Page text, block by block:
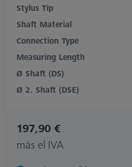
Stylus Tip
Shaft Material
Connection Type
Measuring Length
Ø Shaft (DS)
Ø 2. Shaft (DSE)
197,90 €
más el IVA